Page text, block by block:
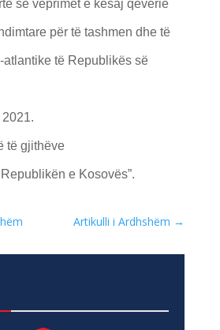
se veprimet e kësaj qeverie
për të tashmen dhe të
atlantike të Republikës së
të gjithëve
e Kosovës”.
Artikulli i Ardhshëm →